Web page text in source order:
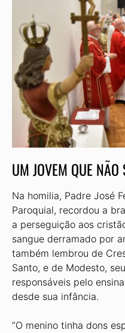
UM JOVEM QUE NÃO
Na homilia, Padre José
Paroquial, recordou a
a perseguição aos
sangue derramado por
também lembrou de
Santo, e de Modesto,
responsáveis pelo
desde sua infância.
“O menino tinha dons